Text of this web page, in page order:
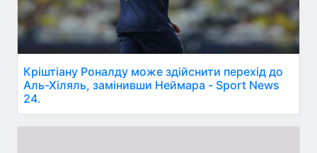
Кріштіану Роналду може здійснити перехід до
Аль-Хіляль, замінивши Неймара - Sport News
24.